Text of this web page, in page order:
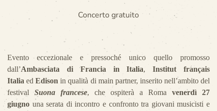
Concerto gratuito
Evento eccezionale e pressoché unico quello promosso
dall’Ambasciata di Francia in Italia,Institut français
Italia edEdisonin qualità di main partner, inserito nell’ambito del
festival Suona francese, che ospiterà a Roma venerdì 27
giugno una serata di incontro e confronto tra giovani musicisti e